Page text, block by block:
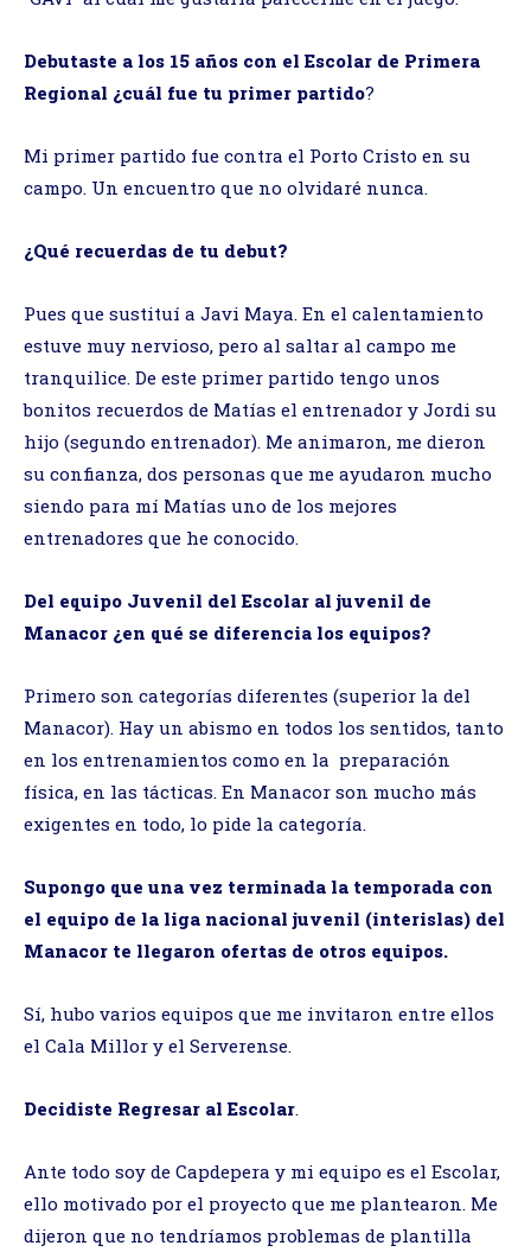
Debutaste a los 15 años con el Escolar de Primera
Regional ¿cuál fue tu primer partido?
Mi primer partido fue contra el Porto Cristo en su
campo. Un encuentro que no olvidaré nunca.
¿Qué recuerdas de tu debut?
Pues que sustituí a Javi Maya. En el calentamiento
estuve muy nervioso, pero al saltar al campo me
tranquilice. De este primer partido tengo unos
bonitos recuerdos de Matías el entrenador y Jordi su
hijo (segundo entrenador). Me animaron, me dieron
su confianza, dos personas que me ayudaron mucho
siendo para mí Matías uno de los mejores
entrenadores que he conocido.
Del equipo Juvenil del Escolar al juvenil de
Manacor ¿en qué se diferencia los equipos?
Primero son categorías diferentes (superior la del
Manacor). Hay un abismo en todos los sentidos, tanto
en los entrenamientos como en la preparación
física, en las tácticas. En Manacor son mucho más
exigentes en todo, lo pide la categoría.
Supongo que una vez terminada la temporada con
el equipo de la liga nacional juvenil (interislas) del
Manacor te llegaron ofertas de otros equipos.
Sí, hubo varios equipos que me invitaron entre ellos
el Cala Millor y el Serverense.
Decidiste Regresar al Escolar.
Ante todo soy de Capdepera y mi equipo es el Escolar,
ello motivado por el proyecto que me plantearon. Me
dijeron que no tendríamos problemas de plantilla